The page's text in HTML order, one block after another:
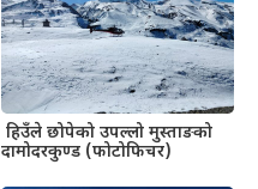
हिउँले छोपेको उपल्लो मुस्ताङको
दामोदरकुण्ड (फोटोफिचर)